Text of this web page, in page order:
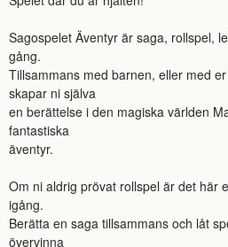
Sagospelet Äventyr är saga, rollspel,
gång.
Tillsammans med barnen, eller med
skapar ni själva
en berättelse i den magiska världen
fantastiska
äventyr.
Om ni aldrig prövat rollspel är det här
igång.
Berätta en saga tillsammans och låt
övervinna